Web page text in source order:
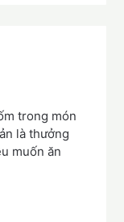
trong món
là thưởng
muốn ăn